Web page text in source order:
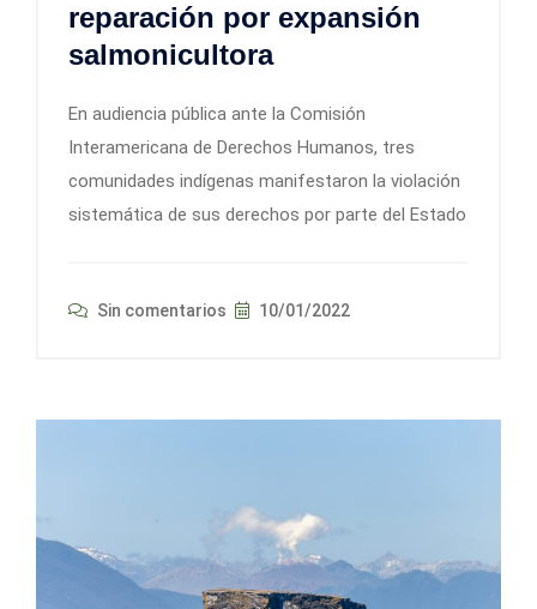
reparación por expansión
salmonicultora
En audiencia pública ante la Comisión
Interamericana de Derechos Humanos, tres
comunidades indígenas manifestaron la violación
sistemática de sus derechos por parte del Estado
Sin comentarios 10/01/2022